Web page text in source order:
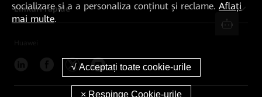
Linkuri rapide
socializare și a a personaliza conținut și reclame. Aflați
mai multe.